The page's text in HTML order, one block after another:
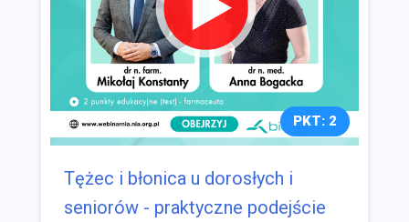
PKT: 2
Tężec i błonica u dorosłych i
seniorów - praktyczne podejście